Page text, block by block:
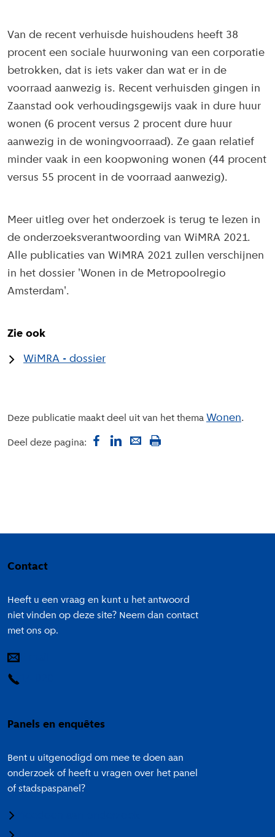
Van de recent verhuisde huishoudens heeft 38
procent een sociale huurwoning van een corporatie
betrokken, dat is iets vaker dan wat er in de
voorraad aanwezig is. Recent verhuisden gingen in
Zaanstad ook verhoudingsgewijs vaak in dure huur
wonen (6 procent versus 2 procent dure huur
aanwezig in de woningvoorraad). Ze gaan relatief
minder vaak in een koopwoning wonen (44 procent
versus 55 procent in de voorraad aanwezig).
Meer uitleg over het onderzoek is terug te lezen in
de onderzoeksverantwoording van WiMRA 2021.
Alle publicaties van WiMRA 2021 zullen verschijnen
in het dossier 'Wonen in de Metropoolregio
Amsterdam'.
Zie ook
WiMRA - dossier
Deze publicatie maakt deel uit van het thema Wonen
Deel deze pagina:
Contact
Heeft u een vraag en kunt u het antwoord
niet vinden op deze site? Neem dan contact
met ons op.
Panels en enquêtes
Bent u uitgenodigd om mee te doen aan
onderzoek of heeft u vragen over het panel
of stadspaspanel?